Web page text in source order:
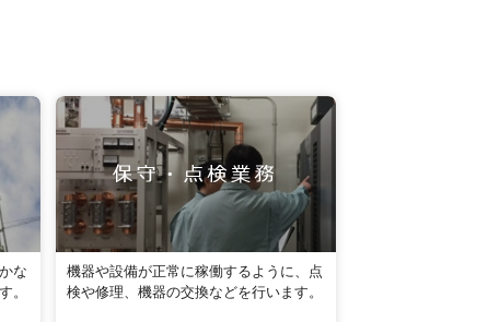
な
。
機器や設備が正常に稼働するように、点
検や修理、機器の交換などを行います。